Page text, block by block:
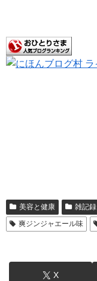
美容と健康 雑記録
爽ジンジャエール味
X